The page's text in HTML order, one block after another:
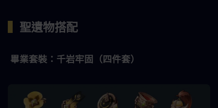
聖遺物搭配
畢業套裝：千岩牢固（四件套）